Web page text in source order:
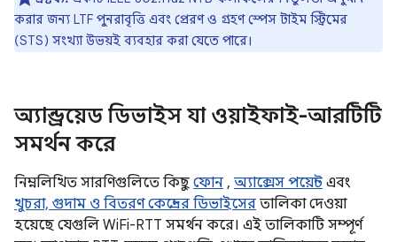
করার জন্য LTF পুনরাবৃত্তি এবং প্রেরণ ও গ্রহণ স্পেস টাইম স্ট্রিমের
(STS) সংখ্যা উভয়ই ব্যবহার করা যেতে পারে।
অ্যান্ড্রয়েড ডিভাইস যা ওয়াইফাই-আরটিটি
সমর্থন করে
নিম্নলিখিত সারণিগুলিতে কিছু ফোন , অ্যাক্সেস পয়েন্ট এবং
খুচরা, গুদাম ও বিতরণ কেন্দ্রের ডিভাইসের তালিকা দেওয়া
হয়েছে যেগুলি WiFi-RTT সমর্থন করে। এই তালিকাটি সম্পূর্ণ